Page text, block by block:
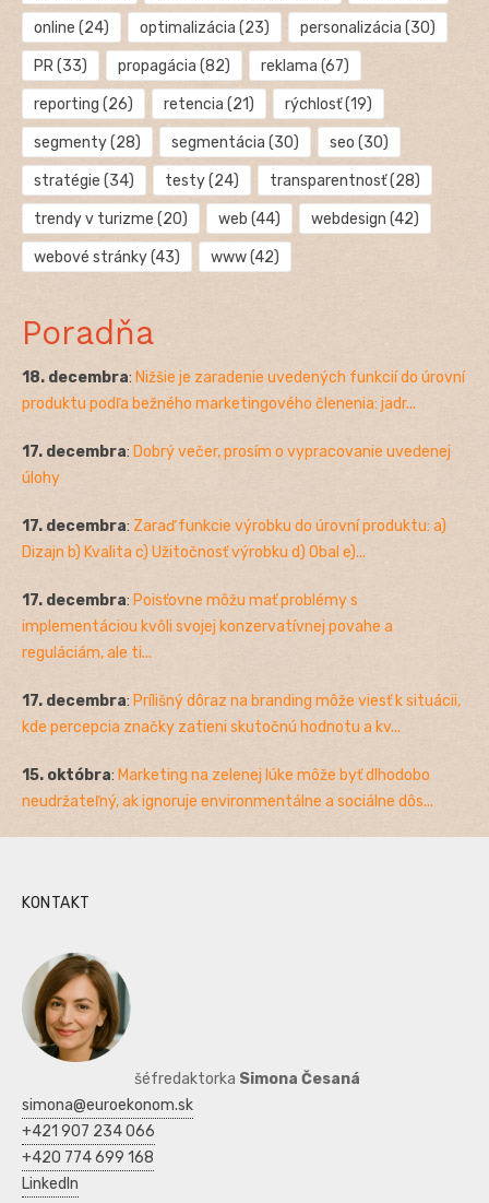
online (24) optimalizácia (23) personalizácia (30)
PR(33) propagácia (82) reklama (67)
reporting (26) retencia (21) rýchlosť(19)
segmenty(28) segmentácia (30) seo (30)
stratégie (34) testy(24) transparentnosť(28)
trendy v turizme (20) web (44) webdesign (42)
webové stránky(43) www(42)
Poradňa
18. decembra: Nižšie je zaradenie uvedených funkcií do úrovní
produktu podľa bežného marketingového členenia: jadr...
17. decembra: Dobrý večer, prosím o vypracovanie uvedenej
úlohy
17. decembra: Zaraď funkcie výrobku do úrovní produktu: a)
Dizajn b) Kvalita c) Užitočnosť výrobku d) Obal e)...
17. decembra: Poisťovne môžu mať problémy s
implementáciou kvôli svojej konzervatívnej povahe a
reguláciám, ale ti...
17. decembra: Prílišný dôraz na branding môže viesť k situácii,
kde percepcia značky zatieni skutočnú hodnotu a kv...
15. októbra: Marketing na zelenej lúke môže byť dlhodobo
neudržateľný, ak ignoruje environmentálne a sociálne dôs...
KONTAKT
šéfredaktorka Simona Česaná
simona@euroekonom.sk
+421 907 234 066
+420 774 699 168
LinkedIn